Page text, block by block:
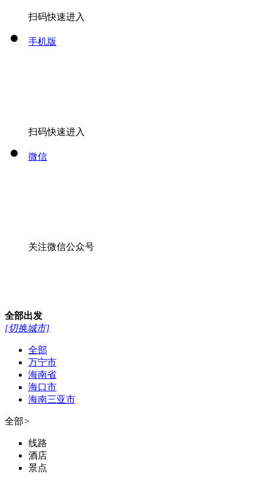
扫码快速进入
微信
海口市
酒店
景点
13976641925
13379818105
0898-66758884
0898-66714882
首页
帆船西沙
特色旅游
跟团游